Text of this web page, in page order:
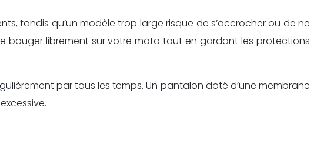
tandis qu’un modèle trop large risque de s’accrocher ou de ne
bouger librement sur votre moto tout en gardant les protections
par tous les temps. Un pantalon doté d’une membrane